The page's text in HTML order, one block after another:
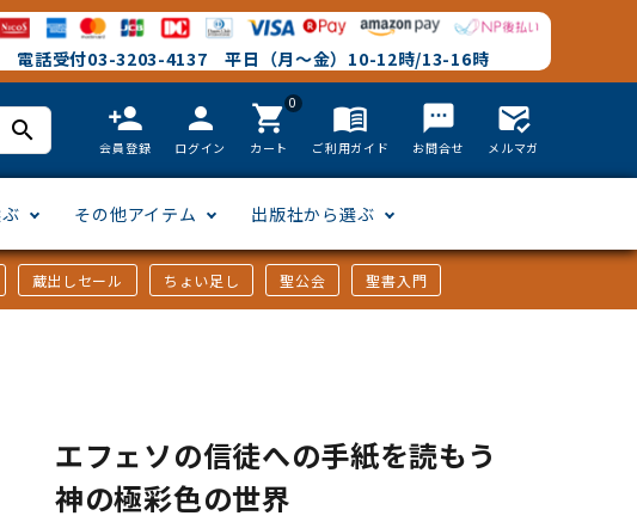
電話受付03-3203-4137 平日（月～金）10-12時/13-16時
search person_add
会員登録
person
ログイン
0
shopping_cart
カート
menu_book
ご利用ガイド
textsms
お問合せ
mark_email_read
メルマガ
アフリカの言語
DVD
その他アイテム 出版社から選ぶ
蔵出しセール ちょい足し 聖公会 聖書入門
エフェソの信徒への手紙を読もう
神の極彩色の世界